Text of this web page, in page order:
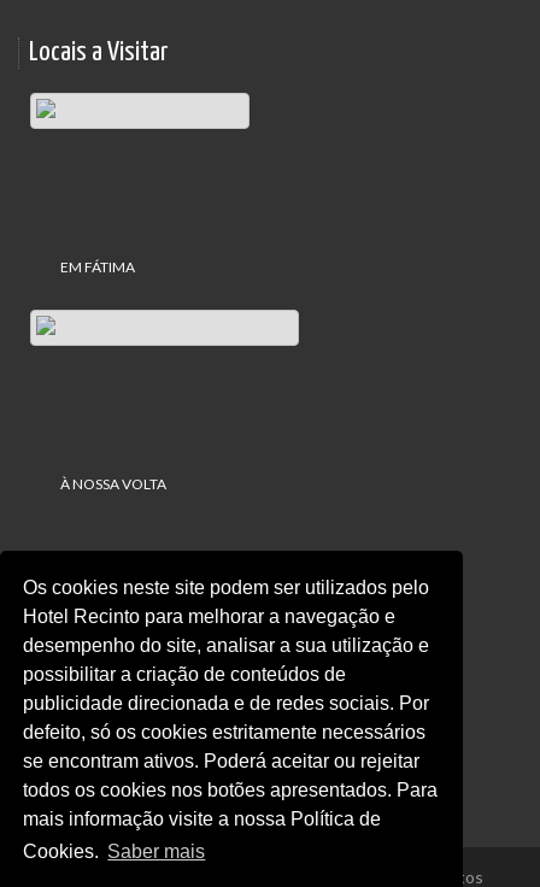
Os cookies neste site podem ser utilizados pelo
Hotel Recinto para melhorar a navegação e
desempenho do site, analisar a sua utilização e
possibilitar a criação de conteúdos de
publicidade direcionada e de redes sociais. Por
defeito, só os cookies estritamente necessários
se encontram ativos. Poderá aceitar ou rejeitar
todos os cookies nos botões apresentados. Para
mais informação visite a nossa Política de
Cookies. Saber mais
Locais a Visitar
EM FÁTIMA
À NOSSA VOLTA
+351 249 530 610
Chamada para a rede fixa nacional
+351 249 530 619
info@hotelrecinto.com
Rua de Santa Ana, 147
2495-425 Fátima Portugal
© 2026 - Hotel Recinto - RNET nº 116 | Todos os direitos